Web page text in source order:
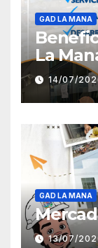
GAD LA MANA
La
14/07/
GAD LA MANA
13/07/